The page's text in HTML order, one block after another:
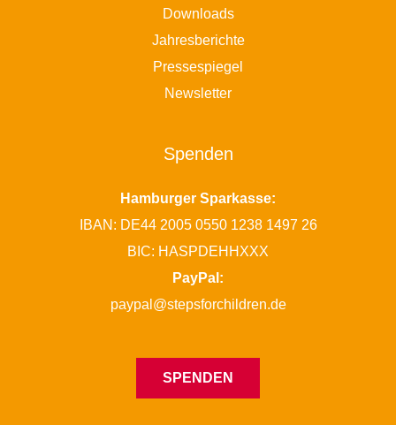
Downloads
Jahresberichte
Pressespiegel
Newsletter
Spenden
Hamburger Sparkasse:
IBAN: DE44 2005 0550 1238 1497 26
BIC: HASPDEHHXXX
PayPal:
paypal@stepsforchildren.de
SPENDEN